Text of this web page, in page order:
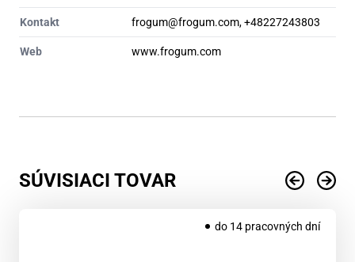
Kontakt frogum@frogum.com, +48227243803
Web www.frogum.com
SÚVISIACI TOVAR
do 14 pracovných dní